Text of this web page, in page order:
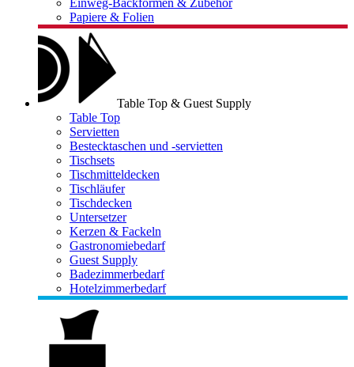
Einweg-Backformen & Zubehör
Papiere & Folien
Table Top & Guest Supply
Table Top
Servietten
Bestecktaschen und -servietten
Tischsets
Tischmitteldecken
Tischläufer
Tischdecken
Untersetzer
Kerzen & Fackeln
Gastronomiebedarf
Guest Supply
Badezimmerbedarf
Hotelzimmerbedarf